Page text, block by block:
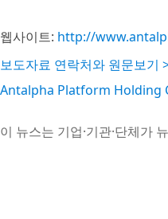
웹사이트: http://
보도자료 연락처와 원문보기
Antalpha Platform Holding
이 뉴스는 기업·기관·단체가